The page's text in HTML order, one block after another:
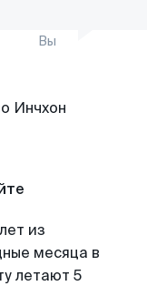
Вы
из
месяца в
летают 5